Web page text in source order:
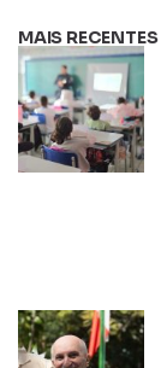
MAIS RECENTES